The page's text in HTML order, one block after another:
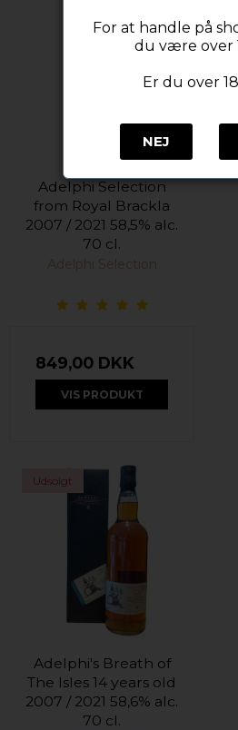
Adelphi Selection
from Royal Brackla
2007 / 2021 58,5% alc.
70 cl.
Adelphi Selection
849,00 DKK
VIS PRODUKT
Udsolgt
Adelphi's Breath of
The Isles 14 years old
2007 / 2021 58,6% alc.
70 cl.
For at handle på
du være over
Er du over
NEJ